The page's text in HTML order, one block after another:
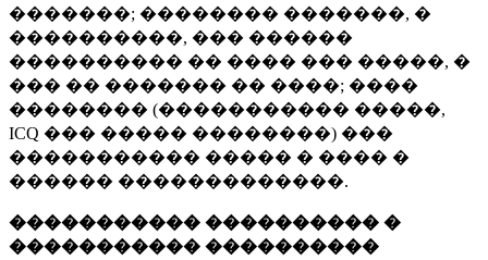
�������; �������� �������, �
����������, ��� ������
���������� �� ���� ��� �����, �
��� �� ������� �� ����; ����
�������� (����������� �����,
ICQ ��� ����� ��������) ���
����������� ����� � ���� �
������ �������������.
����������� ���������� �
����������� ����������